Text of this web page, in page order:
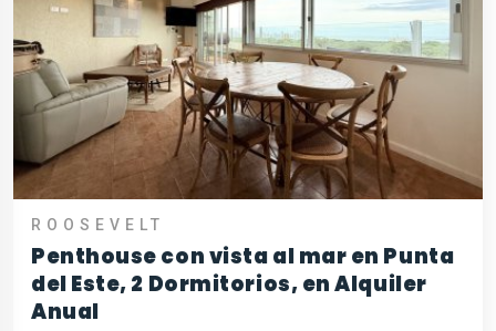
ROOSEVELT
Penthouse con vista al mar en Punta
del Este, 2 Dormitorios, en Alquiler
Anual